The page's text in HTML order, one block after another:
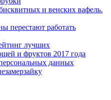
и венских вафель.
перестают работать
лучших
и фруктов 2017 года
данных